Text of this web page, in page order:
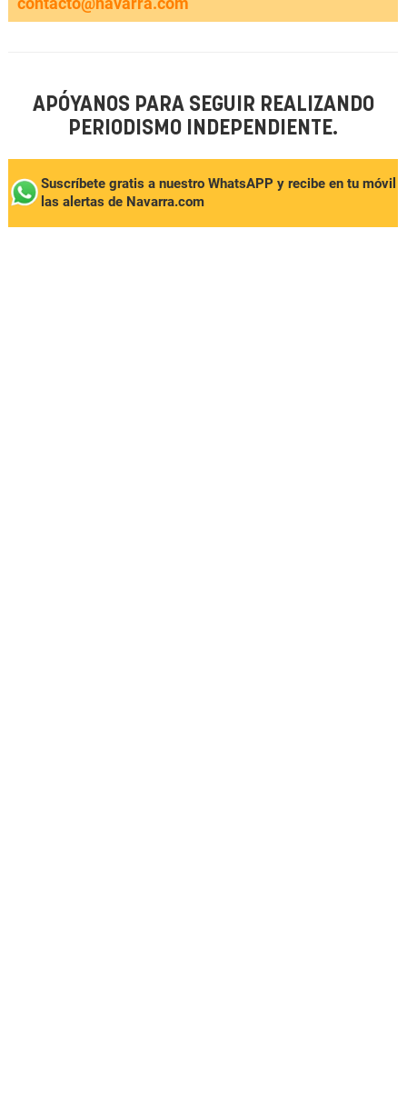
APÓYANOS PARA SEGUIR REALIZANDO
PERIODISMO INDEPENDIENTE.
Suscríbete gratis a nuestro WhatsAPP y recibe en tu móvil
las alertas de Navarra.com